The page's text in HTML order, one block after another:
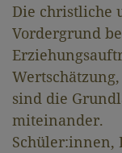
Die christliche
Vordergrund
sind die
miteinander.
Schüler:innen,